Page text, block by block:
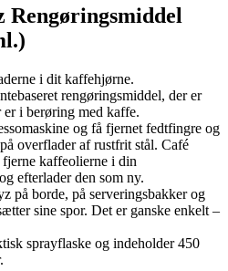
Rengøringsmiddel
i dit kaffehjørne.
rengøringsmiddel, der er
i berøring med kaffe.
og få fjernet fedtfingre og
overflader af rustfrit stål. Café
kaffeolierne i din
efterlader den som ny.
på borde, på serveringsbakker og
sine spor. Det er ganske enkelt –
sprayflaske og indeholder 450